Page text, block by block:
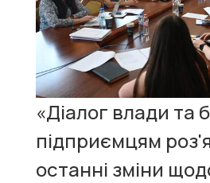
«Діалог влади та
підприємцям
останні зміни